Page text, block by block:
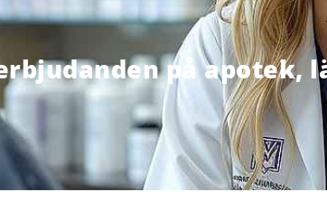
på apotek,